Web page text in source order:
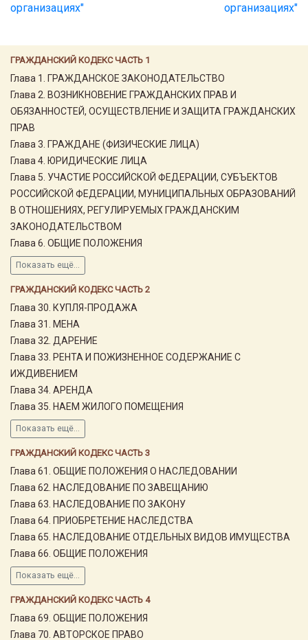
ГРАЖДАНСКИЙ КОДЕКС ЧАСТЬ 1
Глава 1. ГРАЖДАНСКОЕ ЗАКОНОДАТЕЛЬСТВО
Глава 2. ВОЗНИКНОВЕНИЕ ГРАЖДАНСКИХ ПРАВ И
ОБЯЗАННОСТЕЙ, ОСУЩЕСТВЛЕНИЕ И ЗАЩИТА ГРАЖДАНСКИХ
ПРАВ
Глава 3. ГРАЖДАНЕ (ФИЗИЧЕСКИЕ ЛИЦА)
Глава 4. ЮРИДИЧЕСКИЕ ЛИЦА
Глава 5. УЧАСТИЕ РОССИЙСКОЙ ФЕДЕРАЦИИ, СУБЪЕКТОВ
РОССИЙСКОЙ ФЕДЕРАЦИИ, МУНИЦИПАЛЬНЫХ ОБРАЗОВАНИЙ
В ОТНОШЕНИЯХ, РЕГУЛИРУЕМЫХ ГРАЖДАНСКИМ
ЗАКОНОДАТЕЛЬСТВОМ
Глава 6. ОБЩИЕ ПОЛОЖЕНИЯ
Показать ещё...
ГРАЖДАНСКИЙ КОДЕКС ЧАСТЬ 2
Глава 30. КУПЛЯ-ПРОДАЖА
Глава 31. МЕНА
Глава 32. ДАРЕНИЕ
Глава 33. РЕНТА И ПОЖИЗНЕННОЕ СОДЕРЖАНИЕ С
ИЖДИВЕНИЕМ
Глава 34. АРЕНДА
Глава 35. НАЕМ ЖИЛОГО ПОМЕЩЕНИЯ
Показать ещё...
ГРАЖДАНСКИЙ КОДЕКС ЧАСТЬ 3
Глава 61. ОБЩИЕ ПОЛОЖЕНИЯ О НАСЛЕДОВАНИИ
Глава 62. НАСЛЕДОВАНИЕ ПО ЗАВЕЩАНИЮ
Глава 63. НАСЛЕДОВАНИЕ ПО ЗАКОНУ
Глава 64. ПРИОБРЕТЕНИЕ НАСЛЕДСТВА
Глава 65. НАСЛЕДОВАНИЕ ОТДЕЛЬНЫХ ВИДОВ ИМУЩЕСТВА
Глава 66. ОБЩИЕ ПОЛОЖЕНИЯ
Показать ещё...
ГРАЖДАНСКИЙ КОДЕКС ЧАСТЬ 4
Глава 69. ОБЩИЕ ПОЛОЖЕНИЯ
Глава 70. АВТОРСКОЕ ПРАВО
организациях"
организациях"